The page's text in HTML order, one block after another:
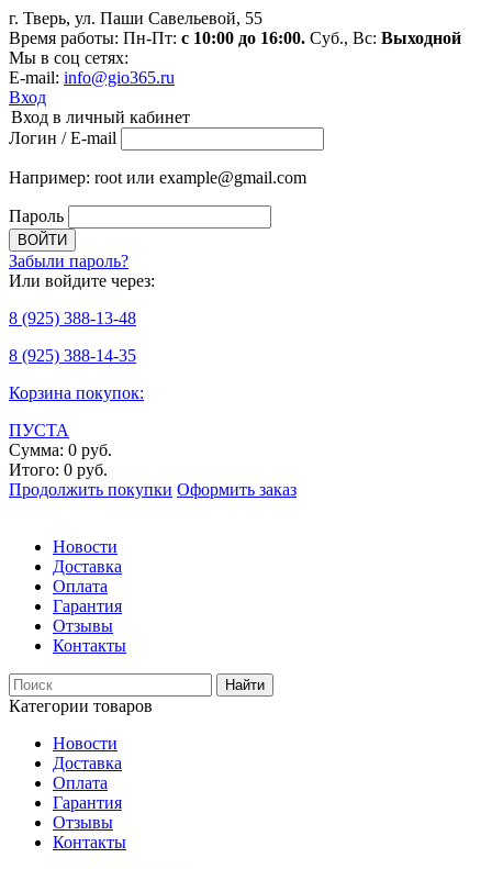
г. Тверь, ул. Паши Савельевой, 55
Время работы: Пн-Пт: с 10:00 до 16:00. Суб., Вс: Выходной
Мы в соц сетях:
E-mail: info@gio365.ru
Вход
Вход в личный кабинет
Логин / E-mail
Например: root или example@gmail.com
Пароль
Забыли пароль?
Или войдите через:
8 (925) 388-13-48
8 (925) 388-14-35
Корзина покупок:
ПУСТА
Сумма: 0 руб.
Итого: 0 руб.
Продолжить покупки Оформить заказ
Новости
Доставка
Оплата
Гарантия
Отзывы
Контакты
Категории товаров
Новости
Доставка
Оплата
Гарантия
Отзывы
Контакты